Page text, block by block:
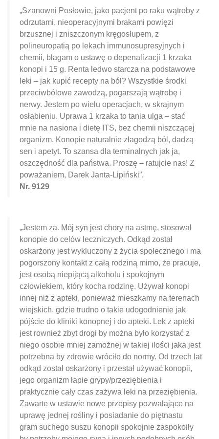
„Szanowni Posłowie, jako pacjent po raku wątroby z
odrzutami, nieoperacyjnymi brakami powięzi
brzusznej i zniszczonym kręgosłupem, z
polineuropatią po lekach immunosupresyjnych i
chemii, błagam o ustawę o depenalizacji 1 krzaka
konopi i 15 g. Renta ledwo starcza na podstawowe
leki – jak kupić recepty na ból? Wszystkie środki
przeciwbólowe zawodzą, pogarszają wątrobę i
nerwy. Jestem po wielu operacjach, w skrajnym
osłabieniu. Uprawa 1 krzaka to tania ulga – stać
mnie na nasiona i dietę ITS, bez chemii niszczącej
organizm. Konopie naturalnie złagodzą ból, dadzą
sen i apetyt. To szansa dla terminalnych jak ja,
oszczędność dla państwa. Proszę – ratujcie nas! Z
poważaniem, Darek Janta-Lipiński”.
Nr. 9129
„Jestem za. Mój syn jest chory na astmę, stosował
konopie do celów leczniczych. Odkąd został
oskarżony jest wykluczony z życia społecznego i ma
pogorszony kontakt z całą rodziną mimo, że pracuje,
jest osobą niepijącą alkoholu i spokojnym
człowiekiem, który kocha rodzinę. Używał konopi
innej niż z apteki, ponieważ mieszkamy na terenach
wiejskich, gdzie trudno o takie udogodnienie jak
pójście do kliniki konopnej i do apteki. Lek z apteki
jest rownież zbyt drogi by można było korzystać z
niego osobie mniej zamożnej w takiej ilości jaka jest
potrzebna by zdrowie wróciło do normy. Od trzech lat
odkąd został oskarżony i przestał używać konopii,
jego organizm łapie grypy/przeziębienia i
praktycznie cały czas zażywa leki na przeziębienia.
Zawarte w ustawie nowe przepisy pozwalające na
uprawę jednej rośliny i posiadanie do piętnastu
gram suchego suszu konopii spokojnie zaspokoiły